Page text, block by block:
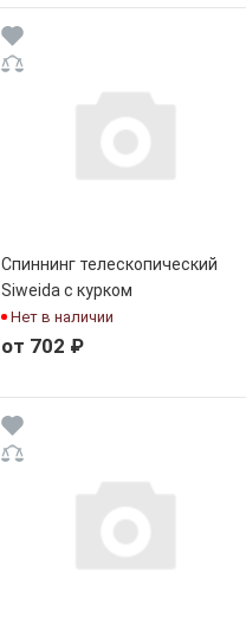
Спиннинг телескопический
Siweida с курком
Нет в наличии
от 702 ₽